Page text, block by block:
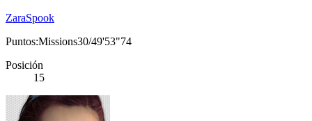
ZaraSpook
Puntos:Missions30/49'53"74
Posición
15